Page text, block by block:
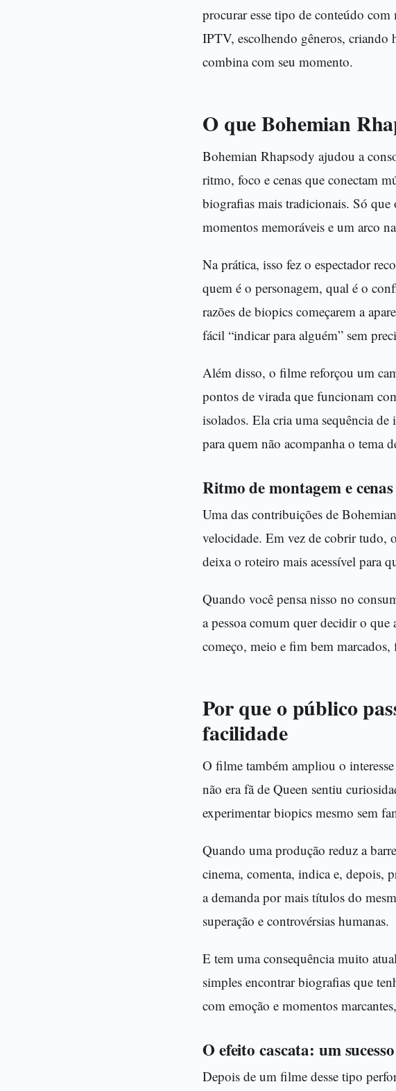
procurar esse tipo de conteúdo com
IPTV, escolhendo gêneros, criando
combina com seu momento.
O que Bohemian
Bohemian Rhapsody ajudou a
ritmo, foco e cenas que conectam
biografias mais tradicionais. Só
momentos memoráveis e um arco
Na prática, isso fez o espectador
quem é o personagem, qual é o
razões de biopics começarem a
fácil “indicar para alguém” sem
Além disso, o filme reforçou um
pontos de virada que funcionam
isolados. Ela cria uma sequência
para quem não acompanha o tema
Ritmo de montagem e
Uma das contribuições de
velocidade. Em vez de cobrir tudo,
deixa o roteiro mais acessível para
Quando você pensa nisso no
a pessoa comum quer decidir o
começo, meio e fim bem marcados,
Por que o público
facilidade
O filme também ampliou o
não era fã de Queen sentiu
experimentar biopics mesmo sem
Quando uma produção reduz a
cinema, comenta, indica e, depois,
a demanda por mais títulos do
superação e controvérsias humanas.
E tem uma consequência muito
simples encontrar biografias que
com emoção e momentos
O efeito cascata: um
Depois de um filme desse tipo